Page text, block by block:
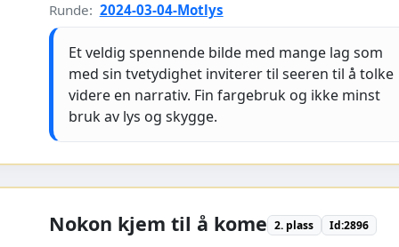
Runde: 2024-03-04-Motlys
Et veldig spennende bilde med mange lag som
med sin tvetydighet inviterer til seeren til å tolke
videre en narrativ. Fin fargebruk og ikke minst
bruk av lys og skygge.
Nokon kjem til å kome 2. plass Id:2896